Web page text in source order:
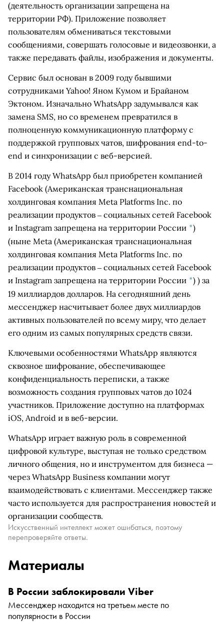
(деятельность организации запрещена на
территории РФ). Приложение позволяет
пользователям обмениваться текстовыми
сообщениями, совершать голосовые и видеозвонки, а
также передавать файлы, изображения и документы.
Сервис был основан в 2009 году бывшими
сотрудниками Yahoo! Яном Кумом и Брайаном
Эктоном. Изначально WhatsApp задумывался как
замена SMS, но со временем превратился в
полноценную коммуникационную платформу с
поддержкой групповых чатов, шифрования end-to-
end и синхронизации с веб-версией.
В 2014 году WhatsApp был приобретен компанией
Facebook (Американская транснациональная
холдинговая компания Meta Platforms Inc. по
реализации продуктов ‒ социальных сетей Facebook
и Instagram запрещена на территории России *)
(ныне Meta (Американская транснациональная
холдинговая компания Meta Platforms Inc. по
реализации продуктов ‒ социальных сетей Facebook
и Instagram запрещена на территории России *) ) за
19 миллиардов долларов. На сегодняшний день
мессенджер насчитывает более двух миллиардов
активных пользователей по всему миру, что делает
его одним из самых популярных средств связи.
Ключевыми особенностями WhatsApp являются
сквозное шифрование, обеспечивающее
конфиденциальность переписки, а также
возможность создания групповых чатов до 1024
участников. Приложение доступно на платформах
iOS, Android и в веб-версии.
WhatsApp играет важную роль в современной
цифровой культуре, выступая не только средством
личного общения, но и инструментом для бизнеса —
через WhatsApp Business компании могут
взаимодействовать с клиентами. Мессенджер также
часто используется для распространения новостей и
организации сообществ.
Искусственный интеллект может ошибаться, поэтому
перепроверяйте ответы.
Материалы
В России заблокировали Viber
Мессенджер находится на третьем месте по
популярности в России